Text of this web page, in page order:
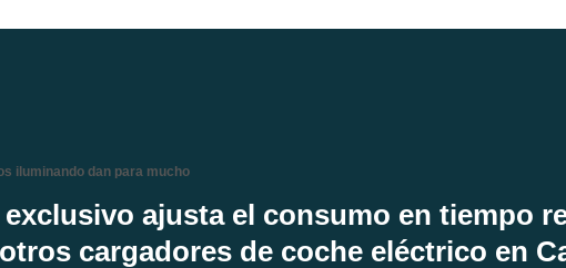
iluminando dan para mucho
ajusta el consumo en tiempo
cargadores de coche eléctrico en